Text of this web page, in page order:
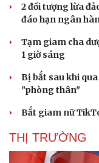
Du lịch
Tư vấn
Săn Tour
check-in
2 đối tượng lừa
đáo hạn ngân
Tạm giam cha
1 giờ sáng
Bị bắt sau khi
"phòng thân"
Bắt giam nữ
THỊ TRƯỜNG